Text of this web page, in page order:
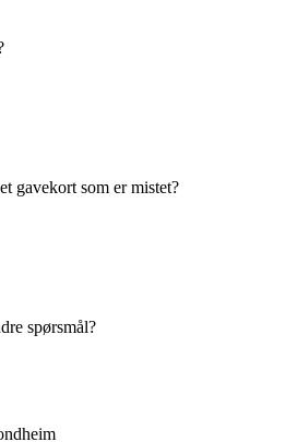
gavekort som er mistet?
spørsmål?